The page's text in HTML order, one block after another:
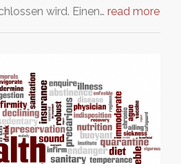
wird. Einen… read more